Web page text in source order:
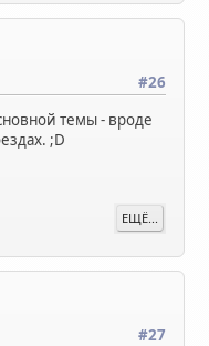
#26
темы - вроде
;D
ЕЩЁ...
#27